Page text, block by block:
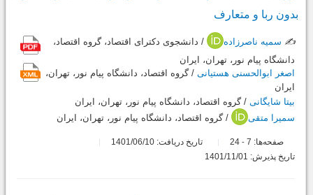
بدون ربا و متعارف
✍️ سمیه ناصرزاده
/ دانشجوی دکترای اقتصاد، گروه اقتصاد،
دانشگاه پیام نور، تهران، ایران
اصغر ابوالحسنی هستیانی / گروه اقتصاد، دانشگاه پیام نور، تهران،
ایران
بیتا شایگانی / گروه اقتصاد، دانشگاه پیام نور، تهران، ایران
سمیرا متقی
/ گروه اقتصاد، دانشگاه پیام نور، تهران، ایران
صفحه‌ها: 7
-
تاریخ دریافت: 1401/06/10
تاریخ پذیرش: 1401/11/01